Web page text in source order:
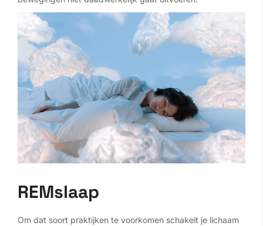
REMslaap
Om dat soort praktijken te voorkomen schakelt je lichaam